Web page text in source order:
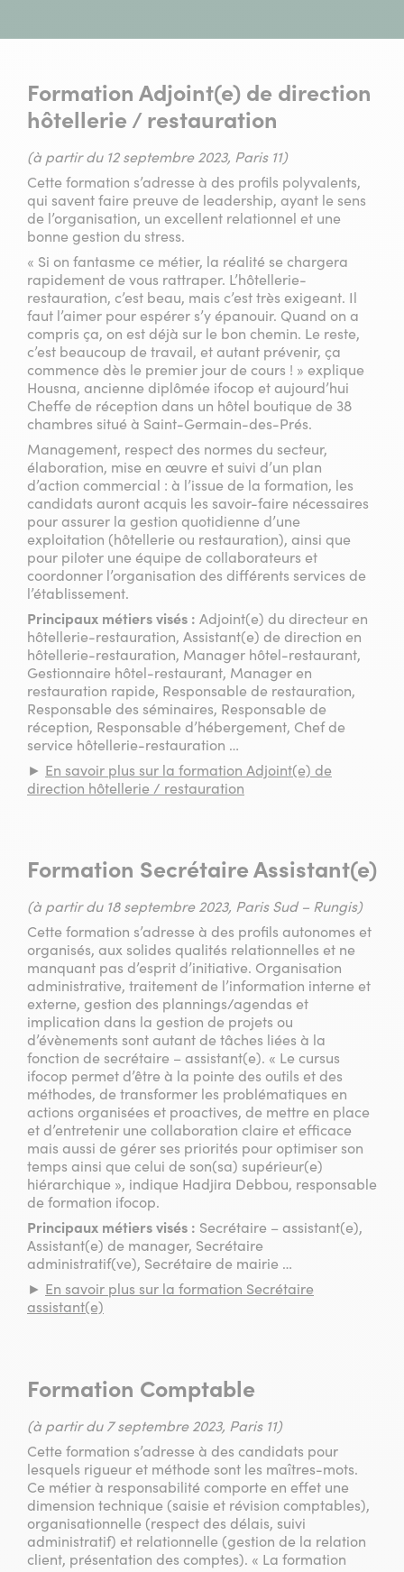
Formation Adjoint(e) de direction
hôtellerie / restauration
(à partir du 12 septembre 2023, Paris 11)
Cette formation s’adresse à des profils polyvalents,
qui savent faire preuve de leadership, ayant le sens
de l’organisation, un excellent relationnel et une
bonne gestion du stress.
« Si on fantasme ce métier, la réalité se chargera
rapidement de vous rattraper. L’hôtellerie-
restauration, c’est beau, mais c’est très exigeant. Il
faut l’aimer pour espérer s’y épanouir. Quand on a
compris ça, on est déjà sur le bon chemin. Le reste,
c’est beaucoup de travail, et autant prévenir, ça
commence dès le premier jour de cours ! » explique
Housna, ancienne diplômée ifocop et aujourd’hui
Cheffe de réception dans un hôtel boutique de 38
chambres situé à Saint-Germain-des-Prés.
Management, respect des normes du secteur,
élaboration, mise en œuvre et suivi d’un plan
d’action commercial : à l’issue de la formation, les
candidats auront acquis les savoir-faire nécessaires
pour assurer la gestion quotidienne d’une
exploitation (hôtellerie ou restauration), ainsi que
pour piloter une équipe de collaborateurs et
coordonner l’organisation des différents services de
l’établissement.
Principaux métiers visés : Adjoint(e) du directeur en
hôtellerie-restauration, Assistant(e) de direction en
hôtellerie-restauration, Manager hôtel-restaurant,
Gestionnaire hôtel-restaurant, Manager en
restauration rapide, Responsable de restauration,
Responsable des séminaires, Responsable de
réception, Responsable d’hébergement, Chef de
service hôtellerie-restauration …
► En savoir plus sur la formation Adjoint(e) de
direction hôtellerie / restauration
Formation Secrétaire Assistant(e)
(à partir du 18 septembre 2023, Paris Sud – Rungis)
Cette formation s’adresse à des profils autonomes et
organisés, aux solides qualités relationnelles et ne
manquant pas d’esprit d’initiative. Organisation
administrative, traitement de l’information interne et
externe, gestion des plannings/agendas et
implication dans la gestion de projets ou
d’évènements sont autant de tâches liées à la
fonction de secrétaire – assistant(e). « Le cursus
ifocop permet d’être à la pointe des outils et des
méthodes, de transformer les problématiques en
actions organisées et proactives, de mettre en place
et d’entretenir une collaboration claire et efficace
mais aussi de gérer ses priorités pour optimiser son
temps ainsi que celui de son(sa) supérieur(e)
hiérarchique », indique Hadjira Debbou, responsable
de formation ifocop.
Principaux métiers visés : Secrétaire – assistant(e),
Assistant(e) de manager, Secrétaire
administratif(ve), Secrétaire de mairie …
► En savoir plus sur la formation Secrétaire
assistant(e)
Formation Comptable
(à partir du 7 septembre 2023, Paris 11)
Cette formation s’adresse à des candidats pour
lesquels rigueur et méthode sont les maîtres-mots.
Ce métier à responsabilité comporte en effet une
dimension technique (saisie et révision comptables),
organisationnelle (respect des délais, suivi
administratif) et relationnelle (gestion de la relation
client, présentation des comptes). « La formation